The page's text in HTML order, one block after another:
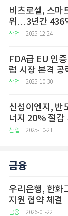
비츠로셀, 스마
위…3년간 436
산업 2025-12-24
FDA급 EU 인
럽 시장 본격 공
산업 2025-10-30
신성이엔지, 반
너지 20% 절감
산업 2025-10-21
금융
우리은행, 한화
지원 협약 체결
금융 2026-01-22